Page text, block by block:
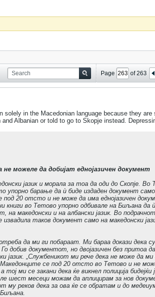
Page of263
in the Macedonian language because they are
Albanian or told to go to Skopje instead.
можеле да добијат еднојазичен документ
јазик и морала за тоа да оди до Скопје. Во
упорно барање да ѝ биде издаден документ
под 20 отсто и не може да има еднојазичен
книги во Тетово упорно одбивале на Биљана да
на македонски и на албански јазик. Во
таков документ само на македонски
да ми ги побараат. Ми бараа докази дека
добив документот, но двојазичен без притоа
јазик. „Службеникот ми рече дека не може да ми
се под 20 отсто во Тетово и не
ми се закани дека ќе викнел полиција бидејќи
шест месеци можам да аплицирам за нов
му реков дека за ова ќе се обратам и до